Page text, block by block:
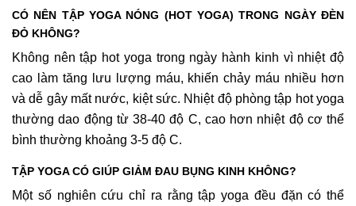
CÓ NÊN TẬP YOGA NÓNG (HOT YOGA) TRONG NGÀY ĐÈN
ĐỎ KHÔNG?
Không nên tập hot yoga trong ngày hành kinh vì nhiệt độ
cao làm tăng lưu lượng máu, khiến chảy máu nhiều hơn
và dễ gây mất nước, kiệt sức. Nhiệt độ phòng tập hot yoga
thường dao động từ 38-40 độ C, cao hơn nhiệt độ cơ thể
bình thường khoảng 3-5 độ C.
TẬP YOGA CÓ GIÚP GIẢM ĐAU BỤNG KINH KHÔNG?
Một số nghiên cứu chỉ ra rằng tập yoga đều đặn có thể